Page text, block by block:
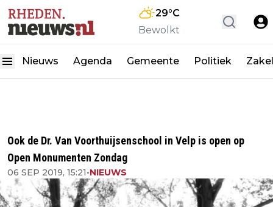
29°C
Bewolkt
Nieuws Agenda Gemeente Politiek
Ook de Dr. Van Voorthuijsenschool in Velp is open op
Open Monumenten Zondag
06 SEP 2019, 15:21•NIEUWS